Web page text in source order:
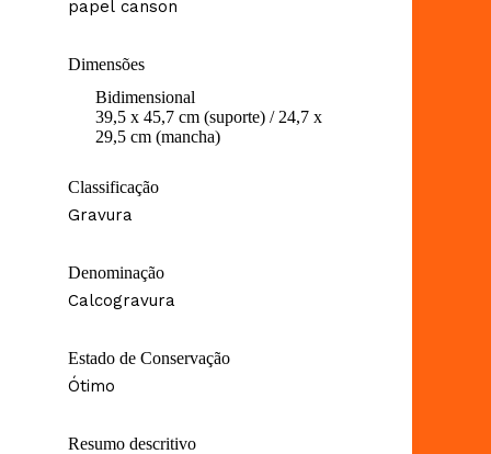
papel canson
Dimensões
Bidimensional
39,5 x 45,7 cm (suporte) / 24,7 x
29,5 cm (mancha)
Classificação
Gravura
Denominação
Calcogravura
Estado de Conservação
Ótimo
Resumo descritivo